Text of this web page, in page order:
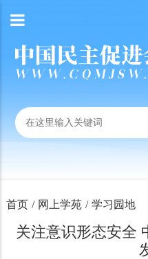
首页 / 网上学苑 / 学习园地
关注意识形态安全